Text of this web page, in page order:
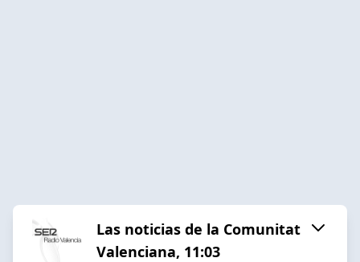
Las noticias de la Comunitat
Valenciana, 11:03